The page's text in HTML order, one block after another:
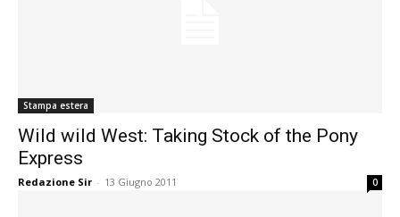
Stampa estera
Wild wild West: Taking Stock of the Pony
Express
Redazione Sir - 13 Giugno 2011 0